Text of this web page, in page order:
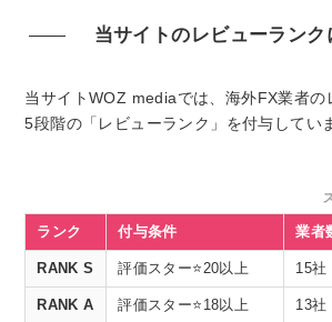
当サイトのレビューランク
当サイトWOZ mediaでは、海外FX業者の
5段階の「レビューランク」を付与してい
ランク 付与条件 業者
RANK S 評価スター⭐️20以上 15社
RANK A 評価スター⭐️18以上 13社